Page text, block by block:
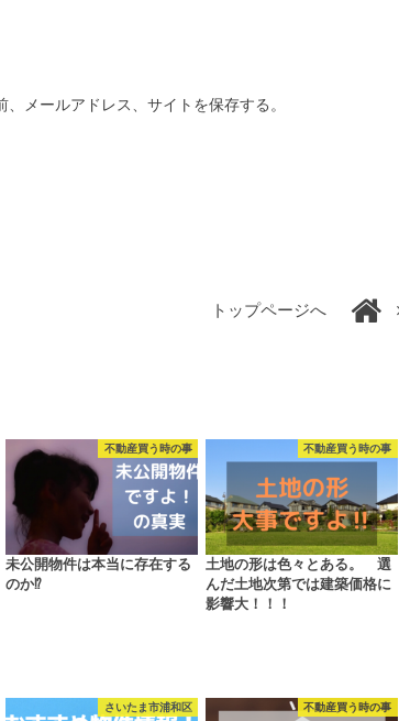
メールアドレス、サイトを保存する。
トップページへ
不動産買う時の事
未公開物件は本当に存在する
のか⁉
不動産買う時の事
土地の形は色々とある。 選
んだ土地次第では建築価格に
影響大！！！
さいたま市浦和区 不動産買う時の事